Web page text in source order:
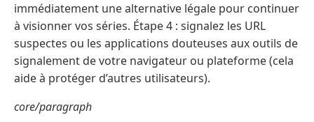
immédiatement une alternative légale pour continuer
à visionner vos séries. Étape 4 : signalez les URL
suspectes ou les applications douteuses aux outils de
signalement de votre navigateur ou plateforme (cela
aide à protéger d’autres utilisateurs).
core/paragraph